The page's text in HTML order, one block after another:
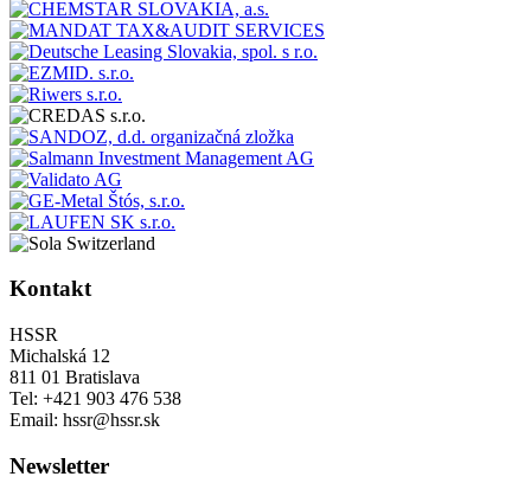
Kontakt
HSSR
Michalská 12
811 01 Bratislava
Tel: +421 903 476 538
Email: hssr@hssr.sk
Newsletter